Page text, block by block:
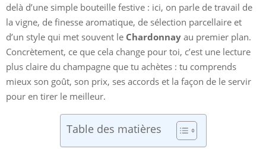
delà d’une simple bouteille festive : ici, on parle de travail de
la vigne, de finesse aromatique, de sélection parcellaire et
d’un style qui met souvent le Chardonnay au premier plan.
Concrètement, ce que cela change pour toi, c’est une lecture
plus claire du champagne que tu achètes : tu comprends
mieux son goût, son prix, ses accords et la façon de le servir
pour en tirer le meilleur.
Table des matières